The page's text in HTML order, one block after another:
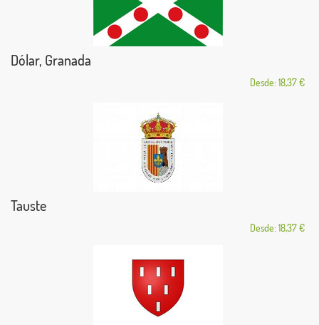
Dólar, Granada
Desde: 18,37 €
Tauste
Desde: 18,37 €